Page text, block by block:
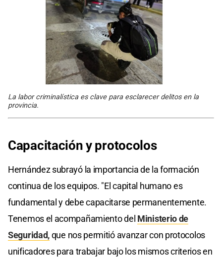
La labor criminalística es clave para esclarecer delitos en la
provincia.
Capacitación y protocolos
Hernández subrayó la importancia de la formación
continua de los equipos. "El capital humano es
fundamental y debe capacitarse permanentemente.
Tenemos el acompañamiento del Ministerio de
Seguridad,que nos permitió avanzar con protocolos
unificadores para trabajar bajo los mismos criterios en